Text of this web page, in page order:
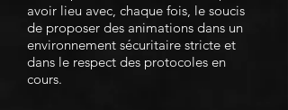
avoir lieu avec, chaque fois, le soucis
de proposer des animations dans un
environnement sécuritaire stricte et
dans le respect des protocoles en
cours.